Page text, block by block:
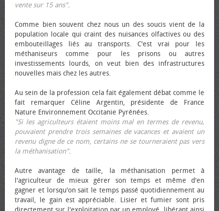
vente sur 15 ans".
Comme bien souvent chez nous un des soucis vient de la
population locale qui craint des nuisances olfactives ou des
embouteillages liés au transports. C'est vrai pour les
méthaniseurs comme pour les prisons ou autres
investissements lourds, on veut bien des infrastructures
nouvelles mais chez les autres.
Au sein de la profession cela fait également débat comme le
fait remarquer Céline Argentin, présidente de France
Nature Environnement Occitanie Pyrénées.
"Si les agriculteurs étaient moins mal en termes de revenu,
pouvaient prendre trois semaines de vacances et avaient un
revenu digne de ce nom, certains ne se tourneraient pas vers
la méthanisation".
Autre avantage de taille, la méthanisation permet à
l'agriculteur de mieux gérer son temps et même d'en
gagner et lorsqu'on sait le temps passé quotidiennement au
travail, le gain est appréciable. Lisier et fumier sont pris